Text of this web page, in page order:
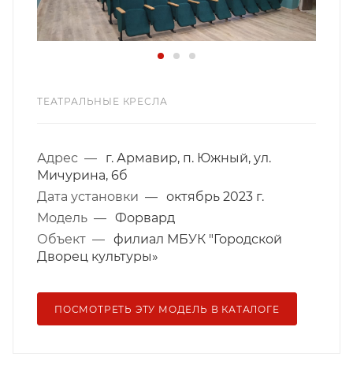
ТЕАТРАЛЬНЫЕ КРЕСЛА
Адрес —
г. Армавир, п. Южный, ул.
Мичурина, 6б
Дата установки — октябрь 2023 г.
Модель — Форвард
Объект — филиал МБУК "Городской
Дворец культуры»
ПОСМОТРЕТЬ ЭТУ МОДЕЛЬ В КАТАЛОГЕ